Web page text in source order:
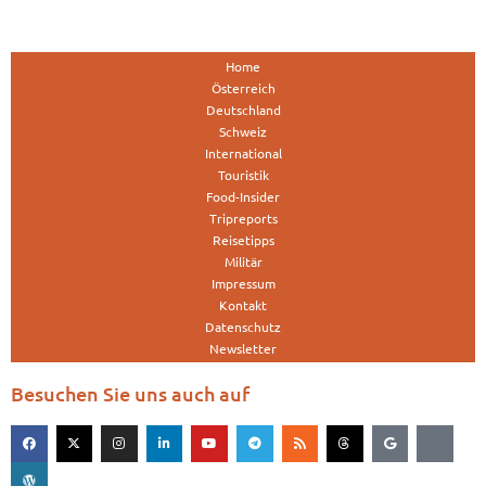
Home
Österreich
Deutschland
Schweiz
International
Touristik
Food-Insider
Tripreports
Reisetipps
Militär
Impressum
Kontakt
Datenschutz
Newsletter
Besuchen Sie uns auch auf